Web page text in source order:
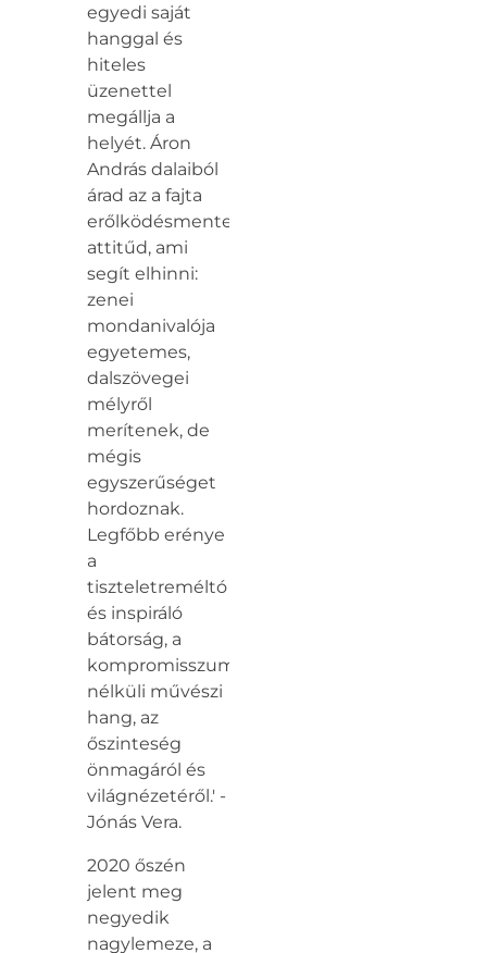
egyedi saját
hanggal és
hiteles
üzenettel
megállja a
helyét. Áron
András dalaiból
árad az a fajta
erőlködésmentes
attitűd, ami
segít elhinni:
zenei
mondanivalója
egyetemes,
dalszövegei
mélyről
merítenek, de
mégis
egyszerűséget
hordoznak.
Legfőbb erénye
a
tiszteletreméltó
és inspiráló
bátorság, a
kompromisszumok
nélküli művészi
hang, az
őszinteség
önmagáról és
világnézetéről.' -
Jónás Vera.
2020 őszén
jelent meg
negyedik
nagylemeze, a